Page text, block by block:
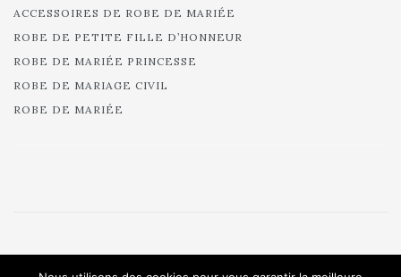
ACCESSOIRES DE ROBE DE MARIÉE
ROBE DE PETITE FILLE D’HONNEUR
ROBE DE MARIÉE PRINCESSE
ROBE DE MARIAGE CIVIL
ROBE DE MARIÉE